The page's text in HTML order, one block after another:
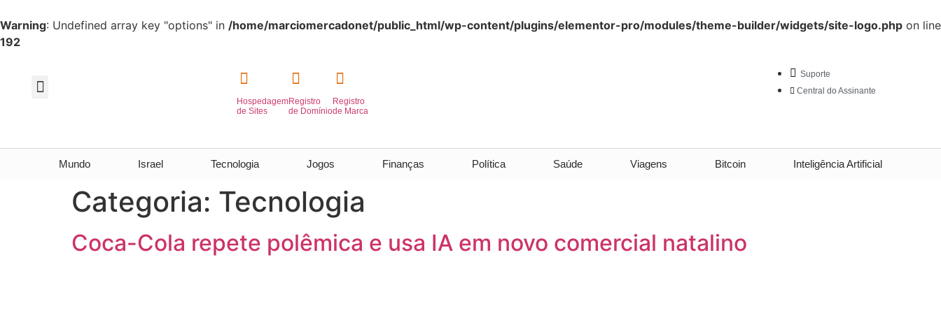
Warning: Undefined array key "options" in /home/marciomercadonet/public_html/wp-content/plugins/elementor-pro/modules/theme-builder/widgets/site-logo.php on line
192
Hospedagem
de Sites
Registro
de Domínio
Registro
de Marca
Suporte
Central do Assinante
Mundo Israel Tecnologia Jogos Finanças Política Saúde Viagens Bitcoin Inteligência Artificial
Categoria: Tecnologia
Coca-Cola repete polêmica e usa IA em novo comercial natalino